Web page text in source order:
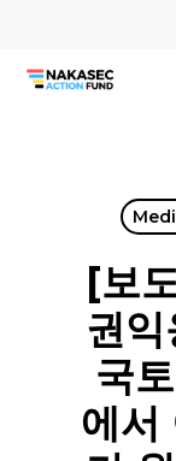
main
[보
권
국
에서